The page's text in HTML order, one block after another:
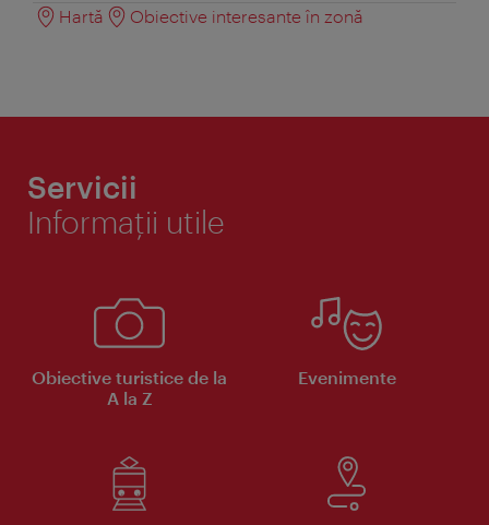
Hartă
Obiective interesante în zonă
Servicii
Informaţii utile
Obiective turistice de la
A la Z
Evenimente